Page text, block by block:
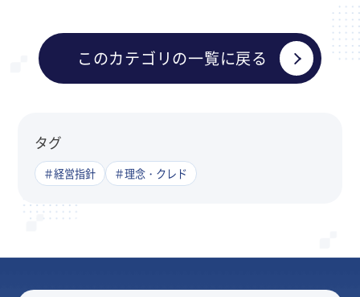
このカテゴリの一覧に戻る
タグ
＃経営指針 ＃理念・クレド